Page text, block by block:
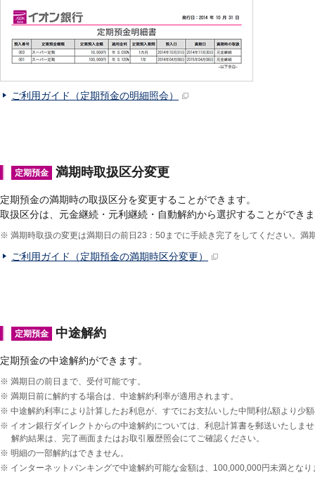
ご利用ガイド（定期預金の明細照会）
定期預金 満期時取扱区分変更
定期預金の満期時の取扱区分を変更することができます。
取扱区分は、元金継続・元利継続・自動解約から選択することができ
※ 満期時取扱の変更は満期日の前日23：50までに手続き完了をしてください。満
ご利用ガイド（定期預金の満期時区分変更）
定期預金 中途解約
定期預金の中途解約ができます。
※ 満期日の前日まで、受付可能です。
※ 満期日前に解約する場合は、中途解約利率が適用されます。
※ 中途解約利率により計算したお利息が、すでにお支払いした中間利払額より少
※ イオン銀行ダイレクトからの中途解約については、利息計算書を郵送いたしま
解約結果は、完了画面またはお取引履歴照会にてご確認ください。
※ 明細の一部解約はできません。
※ インターネットバンキングで中途解約可能な金額は、100,000,000円未満となり